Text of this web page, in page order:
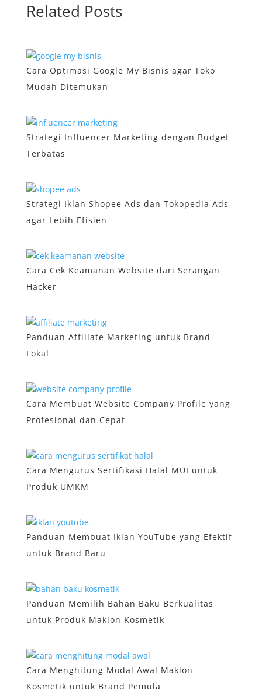
Related Posts
Cara Optimasi Google My Bisnis agar Toko
Mudah Ditemukan
Strategi Influencer Marketing dengan Budget
Terbatas
Strategi Iklan Shopee Ads dan Tokopedia Ads
agar Lebih Efisien
Cara Cek Keamanan Website dari Serangan
Hacker
Panduan Affiliate Marketing untuk Brand
Lokal
Cara Membuat Website Company Profile yang
Profesional dan Cepat
Cara Mengurus Sertifikasi Halal MUI untuk
Produk UMKM
Panduan Membuat Iklan YouTube yang Efektif
untuk Brand Baru
Panduan Memilih Bahan Baku Berkualitas
untuk Produk Maklon Kosmetik
Cara Menghitung Modal Awal Maklon
Kosmetik untuk Brand Pemula